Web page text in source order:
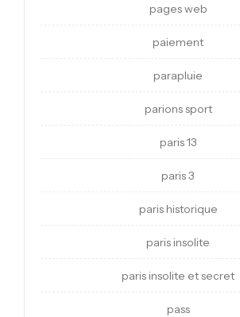
pages web
paiement
parapluie
parions sport
paris 13
paris 3
paris historique
paris insolite
paris insolite et secret
pass